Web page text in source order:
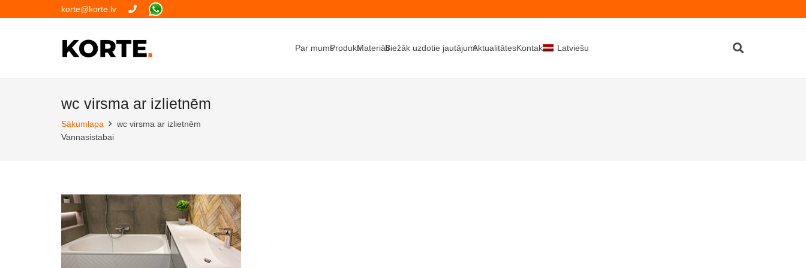
korte@korte.lv
Par mumsProduktiMateriāliBiežāk uzdotie jautājumiAktualitātesKontakti Latviešu
wc virsma ar izlietnēm
Sākumlapa
wc virsma ar izlietnēm
Vannasistabai